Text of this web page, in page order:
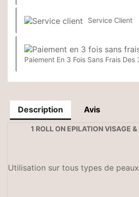
Service Client
Paiement En 3 Fois Sans Frais Des
Description Avis
1 ROLL ON EPILATION VISAGE
Utilisation sur tous types de